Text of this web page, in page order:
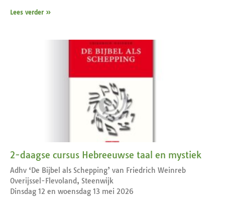
Lees verder »
2-daagse cursus Hebreeuwse taal en mystiek
Adhv ‘De Bijbel als Schepping’ van Friedrich Weinreb
Overijssel-Flevoland, Steenwijk
Dinsdag 12 en woensdag 13 mei 2026